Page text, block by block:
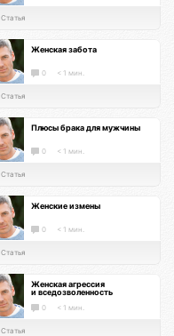
Статья
Женская забота
0 < 1 мин.
Статья
Плюсы брака для мужчины
0 < 1 мин.
Статья
Женские измены
0 < 1 мин.
Статья
Женская агрессия
и вседозволенность
0 < 1 мин.
Статья